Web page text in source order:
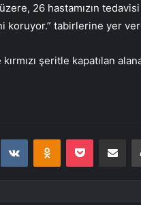
26 hastamızın
koruyor.” tabirlerine yer
şeritle kapatılan
VKontakteOdnoklassniki
Pocket E-